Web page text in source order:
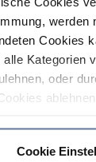
Cookies
Kategorien
oder
Cookie